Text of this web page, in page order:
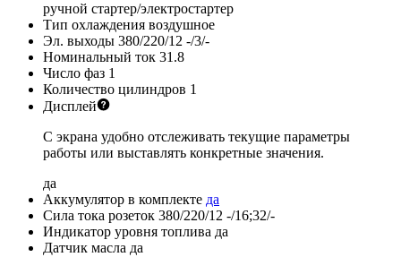
ручной стартер/электростартер
Тип охлаждения воздушное
Эл. выходы 380/220/12 -/3/-
Номинальный ток 31.8
Число фаз 1
Количество цилиндров 1
Дисплей
С экрана удобно отслеживать текущие параметры
работы или выставлять конкретные значения.
да
Аккумулятор в комплекте да
Сила тока розеток 380/220/12 -/16;32/-
Индикатор уровня топлива да
Датчик масла да